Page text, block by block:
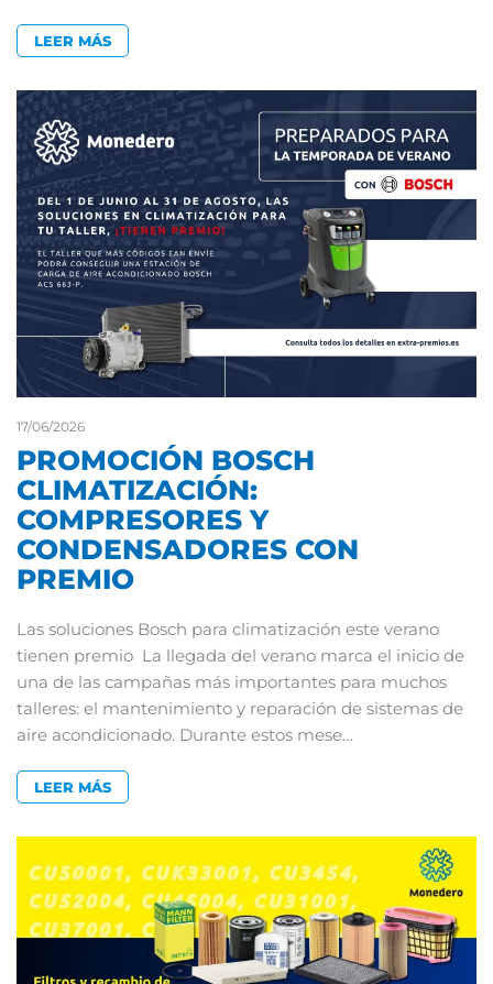
LEER MÁS
17/06/2026
PROMOCIÓN BOSCH
CLIMATIZACIÓN:
COMPRESORES Y
CONDENSADORES CON
PREMIO
Las soluciones Bosch para climatización este verano
tienen premio La llegada del verano marca el inicio de
una de las campañas más importantes para muchos
talleres: el mantenimiento y reparación de sistemas de
aire acondicionado. Durante estos mese…
LEER MÁS